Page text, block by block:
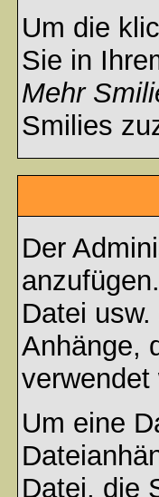
Um die
Sie in
Mehr
Smilies
Der
Datei
Anhänge,
verwendet
Um eine
Datei, die